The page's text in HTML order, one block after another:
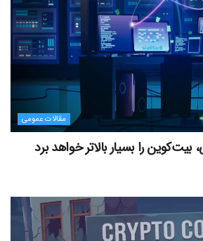
مقالات عمومی
را بسیار بالاتر خواهد برد